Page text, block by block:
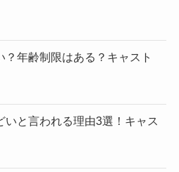
年齢制限はある？キャスト
いと言われる理由3選！キャス